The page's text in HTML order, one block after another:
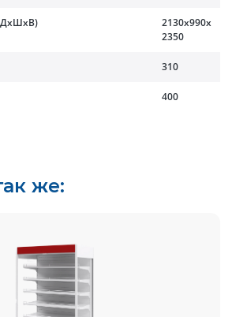
2130x990x
2350
310
400
же: